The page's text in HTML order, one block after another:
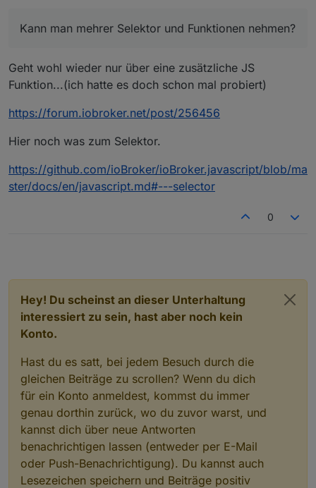
Kann man mehrer Selektor und Funktionen nehmen?
Geht wohl wieder nur über eine zusätzliche JS
Funktion...(ich hatte es doch schon mal probiert)
https://forum.iobroker.net/post/256456
Hier noch was zum Selektor.
https://github.com/ioBroker/ioBroker.javascript/blob/ma
ster/docs/en/javascript.md#---selector
0
Hey! Du scheinst an dieser Unterhaltung
interessiert zu sein, hast aber noch kein
Konto.
Hast du es satt, bei jedem Besuch durch die
gleichen Beiträge zu scrollen? Wenn du dich
für ein Konto anmeldest, kommst du immer
genau dorthin zurück, wo du zuvor warst, und
kannst dich über neue Antworten
benachrichtigen lassen (entweder per E-Mail
oder Push-Benachrichtigung). Du kannst auch
Lesezeichen speichern und Beiträge positiv